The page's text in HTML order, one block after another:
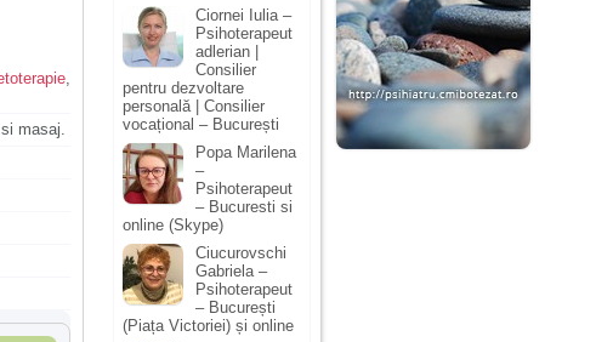
,
masaj.
Ciornei Iulia –
Psihoterapeut
adlerian |
Consilier
pentru dezvoltare
personală | Consilier
vocațional – București
Popa Marilena
–
Psihoterapeut
– Bucuresti si
online (Skype)
Ciucurovschi
Gabriela –
Psihoterapeut
– București
(Piața Victoriei) și online